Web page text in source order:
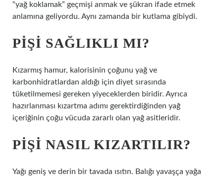
“yağ koklamak” geçmişi anmak ve şükran ifade etmek
anlamına geliyordu. Aynı zamanda bir kutlama gibiydi.
PIŞI SAĞLIKLI MI?
Kızarmış hamur, kalorisinin çoğunu yağ ve
karbonhidratlardan aldığı için diyet sırasında
tüketilmemesi gereken yiyeceklerden biridir. Ayrıca
hazırlanması kızartma adımı gerektirdiğinden yağ
içeriğinin çoğu vücuda zararlı olan yağ asitleridir.
PIŞI NASIL KIZARTILIR?
Yağı geniş ve derin bir tavada ısıtın. Balığı yavaşça yağa